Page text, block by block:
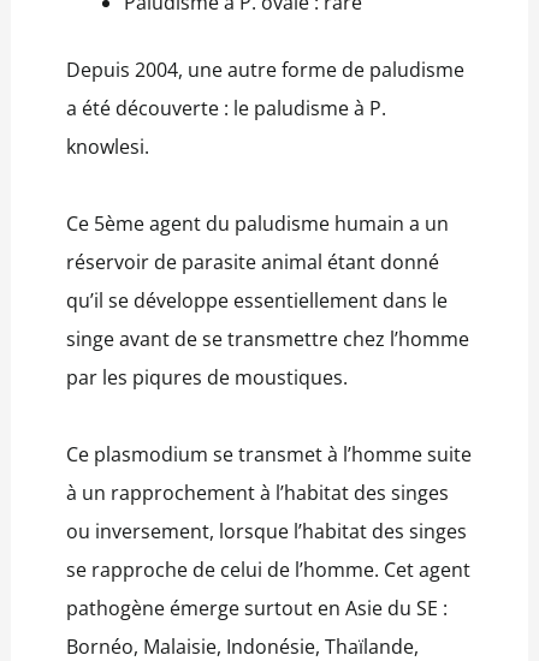
Depuis 2004, une autre forme de paludisme
a été découverte : le paludisme à P.
knowlesi.
Ce 5ème agent du paludisme humain a un
réservoir de parasite animal étant donné
qu’il se développe essentiellement dans le
singe avant de se transmettre chez l’homme
par les piqures de moustiques.
Ce plasmodium se transmet à l’homme suite
à un rapprochement à l’habitat des singes
ou inversement, lorsque l’habitat des singes
se rapproche de celui de l’homme. Cet agent
pathogène émerge surtout en Asie du SE :
Bornéo, Malaisie, Indonésie, Thaïlande,